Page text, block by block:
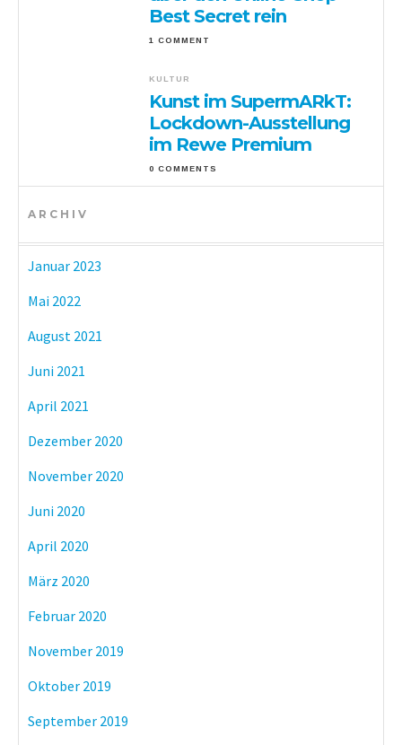
Best Secret rein
1 COMMENT
KULTUR
Kunst im SupermARkT:
Lockdown-Ausstellung
im Rewe Premium
0 COMMENTS
ARCHIV
Januar 2023
Mai 2022
August 2021
Juni 2021
April 2021
Dezember 2020
November 2020
Juni 2020
April 2020
März 2020
Februar 2020
November 2019
Oktober 2019
September 2019